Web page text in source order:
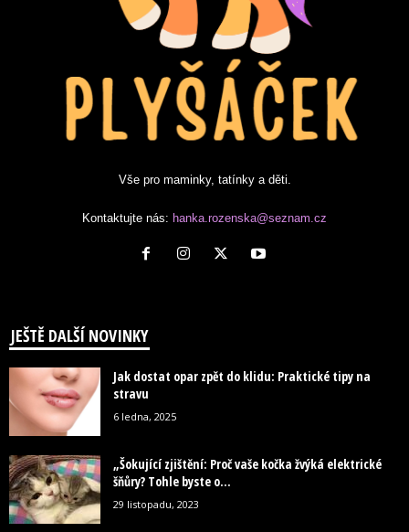
Vše pro maminky, tatínky a děti.
Kontaktujte nás: hanka.rozenska@seznam.cz
JEŠTĚ DALŠÍ NOVINKY
Jak dostat opar zpět do klidu: Praktické tipy na
stravu
6 ledna, 2025
„Šokující zjištění: Proč vaše kočka žvýká elektrické
šňůry? Tohle byste o...
29 listopadu, 2023